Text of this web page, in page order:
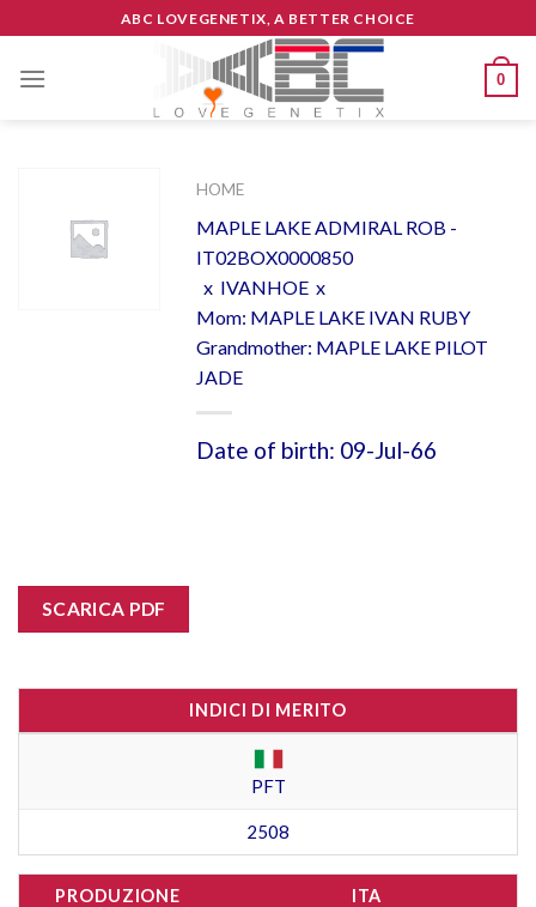
to
content
ABC LOVEGENETIX, A BETTER CHOICE
0
HOME
MAPLE LAKE ADMIRAL ROB -
IT02BOX0000850
x IVANHOE x
Mom: MAPLE LAKE IVAN RUBY
Grandmother: MAPLE LAKE PILOT
JADE
Date of birth: 09-Jul-66
SCARICA PDF
INDICI DI MERITO
PFT
2508
PRODUZIONE ITA